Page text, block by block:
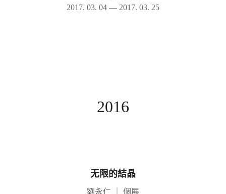
2017. 03. 04 — 2017. 03. 25
2016
无限的結晶
劉永仁
個展